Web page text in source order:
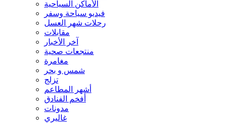
الأماكن السياحية
فيديو سياحة وسفر
رحلات شهر العسل
مقابلات
آخر الأخبار
منتجعات صحية
مغامرة
شمس و بحر
تزلج
أشهر المطاعم
أفخم الفنادق
مدونات
غاليري